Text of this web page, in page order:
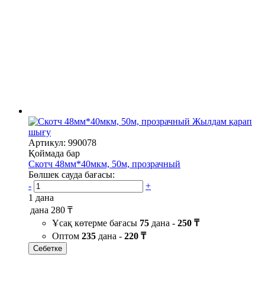
Жылдам қарап
шығу
Артикул: 990078
Қоймада бар
Скотч 48мм*40мкм, 50м, прозрачный
Бөлшек сауда бағасы:
-
+
1 дана
дана 280 ₸
Ұсақ көтерме бағасы 75 дана - 250 ₸
Оптом 235 дана - 220 ₸
Себетке